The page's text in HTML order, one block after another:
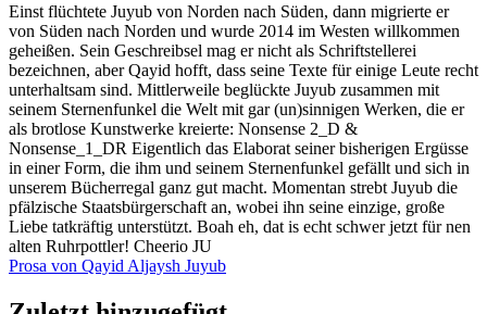
Einst flüchtete Juyub von Norden nach Süden, dann migrierte er
von Süden nach Norden und wurde 2014 im Westen willkommen
geheißen. Sein Geschreibsel mag er nicht als Schriftstellerei
bezeichnen, aber Qayid hofft, dass seine Texte für einige Leute recht
unterhaltsam sind. Mittlerweile beglückte Juyub zusammen mit
seinem Sternenfunkel die Welt mit gar (un)sinnigen Werken, die er
als brotlose Kunstwerke kreierte: Nonsense 2_D &
Nonsense_1_DR Eigentlich das Elaborat seiner bisherigen Ergüsse
in einer Form, die ihm und seinem Sternenfunkel gefällt und sich in
unserem Bücherregal ganz gut macht. Momentan strebt Juyub die
pfälzische Staatsbürgerschaft an, wobei ihn seine einzige, große
Liebe tatkräftig unterstützt. Boah eh, dat is echt schwer jetzt für nen
alten Ruhrpottler! Cheerio JU
Prosa von Qayid Aljaysh Juyub